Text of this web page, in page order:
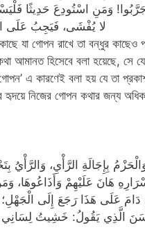
جَرَّبُوا! وَمَنِ اسْتُودِعَ حَدِيثًا
لا يُفْشَى، فَيَجِبُ عَلَى
যা গোপন রাখে তা বন্ধুর কাছেও
আমানত হিসেবে বলা হয়েছে, সে
এ কারণেই বলা হয় যে তা
হৃদয়ে নিজের গোপন কথার জন্য
بِإِجَالَةِ الرَّأْيِ،
هَانَ عَلَيْهِمْ
دَامَ عَلَى هَذَا رَجَعَ إِلَى
الَّذِي يَقُولُ: خَشِيتُ لِسَانِي